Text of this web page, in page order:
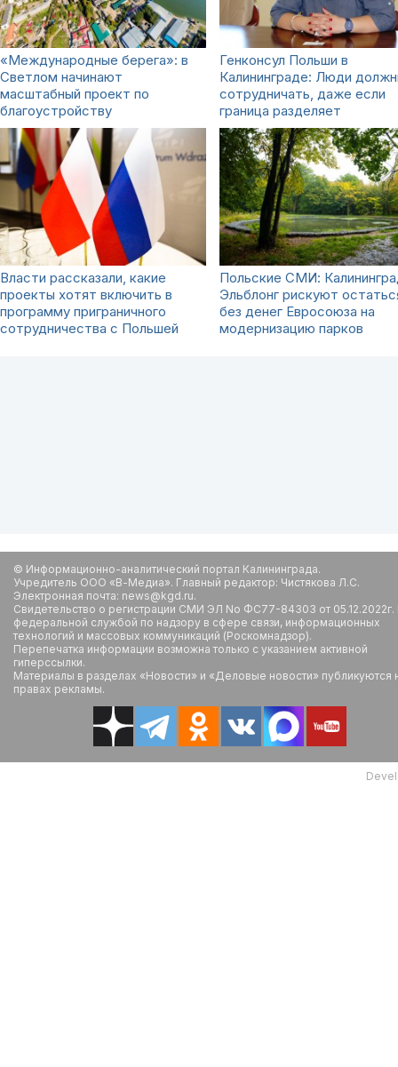
«Международные берега»: в
Светлом начинают
масштабный проект по
благоустройству
Генконсул Польши в
Калининграде: Люди
сотрудничать, даже если
граница разделяет
Власти рассказали, какие
проекты хотят включить в
программу приграничного
сотрудничества с Польшей
Польские СМИ:
Эльблонг рискуют
без денег Евросоюза на
модернизацию парков
© Информационно-аналитический портал Калининграда.
Учредитель ООО «В-Медиа». Главный редактор: Чистякова Л.С.
Электронная почта: news@kgd.ru.
Свидетельство о регистрации СМИ ЭЛ No ФС77-84303 от
федеральной службой по надзору в сфере связи, информационных
технологий и массовых коммуникаций (Роскомнадзор).
Перепечатка информации возможна только с указанием активной
гиперссылки.
Материалы в разделах «Новости» и «Деловые новости» публикуются
правах рекламы.